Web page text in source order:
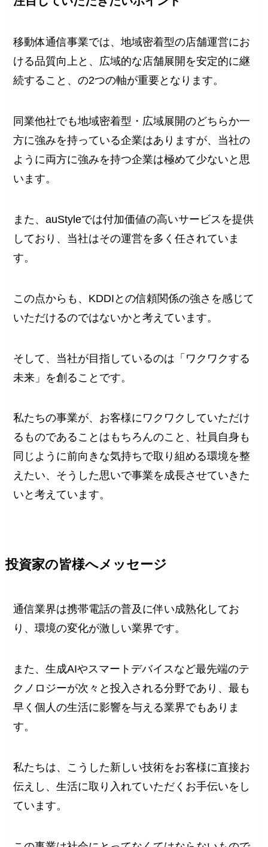
移動体通信事業では、地域密着型の店舗運営にお
ける品質向上と、広域的な店舗展開を安定的に継
続すること、の2つの軸が重要となります。
同業他社でも地域密着型・広域展開のどちらか一
方に強みを持っている企業はありますが、当社の
ように両方に強みを持つ企業は極めて少ないと思
います。
また、auStyleでは付加価値の高いサービスを提供
しており、当社はその運営を多く任されていま
す。
この点からも、KDDIとの信頼関係の強さを感じて
いただけるのではないかと考えています。
そして、当社が目指しているのは「ワクワクする
未来」を創ることです。
私たちの事業が、お客様にワクワクしていただけ
るものであることはもちろんのこと、社員自身も
同じように前向きな気持ちで取り組める環境を整
えたい、そうした思いで事業を成長させていきた
いと考えています。
投資家の皆様へメッセージ
通信業界は携帯電話の普及に伴い成熟化してお
り、環境の変化が激しい業界です。
また、生成AIやスマートデバイスなど最先端のテ
クノロジーが次々と投入される分野であり、最も
早く個人の生活に影響を与える業界でもありま
す。
私たちは、こうした新しい技術をお客様に直接お
伝えし、生活に取り入れていただくお手伝いをし
ています。